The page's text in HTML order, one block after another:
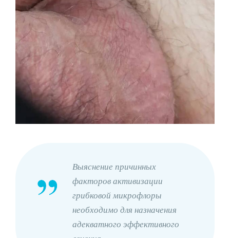
Выяснение причинных
факторов активизации
грибковой микрофлоры
необходимо для назначения
адекватного эффективного